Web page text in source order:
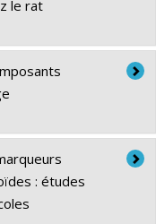
le rat
: études